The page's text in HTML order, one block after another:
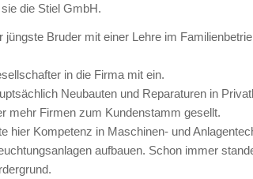
die Stiel GmbH.
jüngste Bruder mit einer Lehre im
in die Firma mit ein.
Neubauten und Reparaturen in
mehr Firmen zum Kundenstamm gesellt.
hier Kompetenz in Maschinen- und
aufbauen. Schon immer